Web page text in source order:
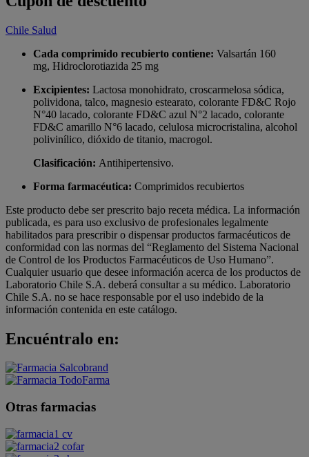
Chile Salud
Cada comprimido recubierto contiene: Valsartán 160
mg, Hidroclorotiazida 25 mg
Excipientes: Lactosa monohidrato, croscarmelosa sódica,
polividona, talco, magnesio estearato, colorante FD&C Rojo
N°40 lacado, colorante FD&C azul N°2 lacado, colorante
FD&C amarillo N°6 lacado, celulosa microcristalina, alcohol
polivinílico, dióxido de titanio, macrogol.
Clasificación: Antihipertensivo.
Forma farmacéutica: Comprimidos recubiertos
Este producto debe ser prescrito bajo receta médica. La información
publicada, es para uso exclusivo de profesionales legalmente
habilitados para prescribir o dispensar productos farmacéuticos de
conformidad con las normas del “Reglamento del Sistema Nacional
de Control de los Productos Farmacéuticos de Uso Humano”.
Cualquier usuario que desee información acerca de los productos de
Laboratorio Chile S.A. deberá consultar a su médico. Laboratorio
Chile S.A. no se hace responsable por el uso indebido de la
información contenida en este catálogo.
Encuéntralo en:
Otras farmacias